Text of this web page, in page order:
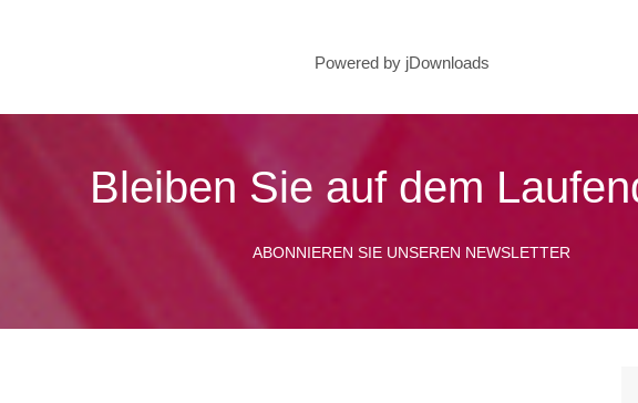
Powered by jDownloads
Bleiben Sie auf dem
ABONNIEREN SIE UNSEREN NEWSLETTER